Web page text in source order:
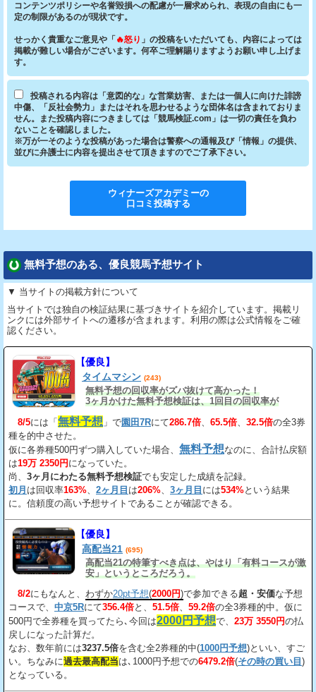
コンテンツポリシーや名誉毀損への配慮が一層求められ、表現の自由にも一
定の制限があるのが現状です。
せっかく貴重なご意見や「 🔥怒り 」の投稿をいただいても、内容によっては
掲載が難しい場合がございます。何卒ご理解賜りますようお願い申し上げま
す。
投稿される内容は「意図的な」な営業妨害、または一個人に向けた誹謗
中傷、「反社会勢力」またはそれを思わせるような団体名は含まれておりま
せん。また投稿内容につきましては「競馬検証.com」は一切の責任を負わ
ないことを確認しました。
※万が一そのような投稿があった場合は警察への通報及び「情報」の提供、
並びに弁護士に内容を提出させて頂きますのでご了承下さい。
ウィナーズアカデミーの
口コミ投稿する
無料予想のある、優良競馬予想サイト
▼ 当サイトの掲載方針について
当サイトでは独自の検証結果に基づきサイトを紹介しています。掲載リ
ンクには外部サイトへの遷移が含まれます。利用の際は公式情報をご確
認ください。
【優良】
タイムマシン (243)
無料予想の回収率がズバ抜けて高かった！
3ヶ月かけた無料予想検証は、1回目の回収率が
8/5には「 無料予想 」で園田7Rにて286.7倍、 65.5倍、 32.5倍の全3券
種を的中させた。
仮に各券種500円ずつ購入していた場合、 無料予想なのに、合計払戻額
は19万 2350円 になっていた。
尚、 3ヶ月にわたる無料予想検証でも安定した成績を記録。
初月 は回収率163%、 2ヶ月目 は206%、 3ヶ月目 には534%という結果
に。信頼度の高い予想サイトであることが確認できる。
【優良】
高配当21 (695)
高配当21の特筆すべき点は、やはり「有料コースが激
安」というところだろう。
8/2にもなんと、 わずか20pt予想(2000円)で参加できる超・安価な予想
コースで、 中京5Rにて356.4倍と、 51.5倍、 59.2倍の全3券種的中。仮に
500円で全券種を買ってたら､今回は2000円予想で、 23万 3550円の払
戻しになった計算だ。
なお、数年前には3237.5倍を含む全2券種的中(1000円予想)といい、すご
い。ちなみに過去最高配当は､1000円予想での6479.2倍(その時の買い目 )
となっている。